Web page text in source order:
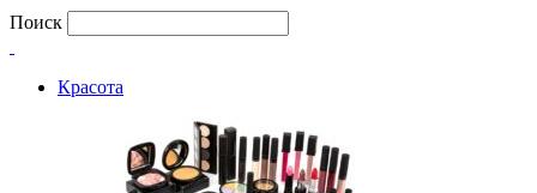
Поиск
Красота